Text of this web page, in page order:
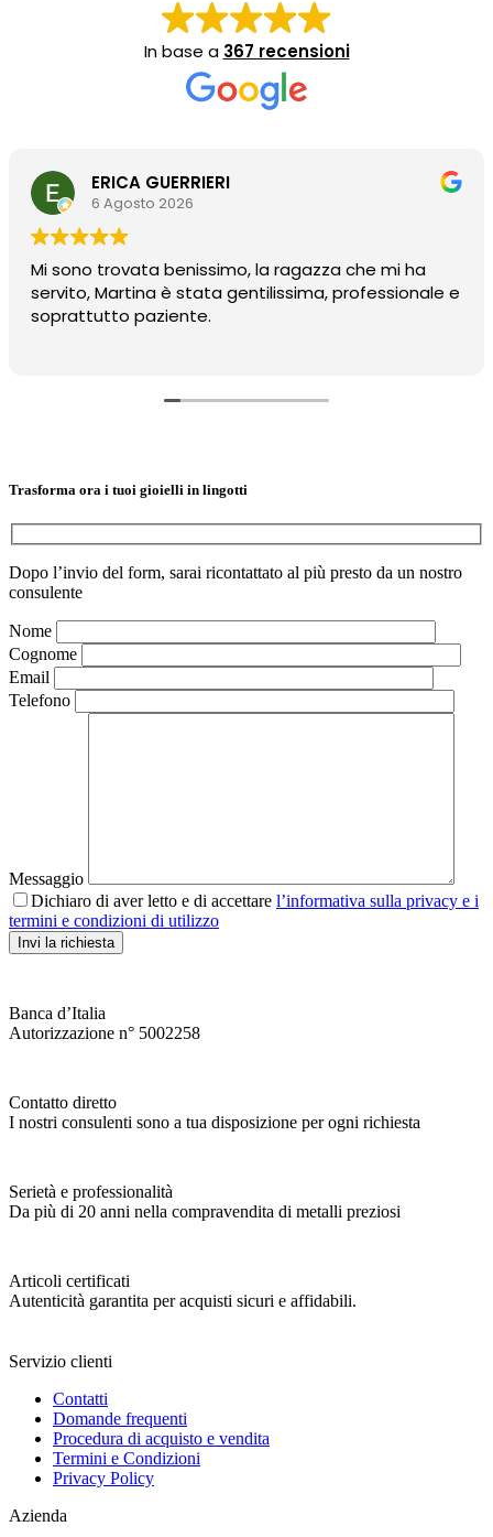
In base a 367 recensioni
ERICA GUERRIERI
6 Agosto 2026
Mi sono trovata benissimo, la ragazza che mi ha
servito, Martina è stata gentilissima, professionale e
soprattutto paziente.
Trasforma ora i tuoi gioielli in lingotti
Dopo l’invio del form, sarai ricontattato al più presto da un nostro
consulente
Nome
Cognome
Email
Telefono
Messaggio
Dichiaro di aver letto e di accettare l’informativa sulla privacy e i
termini e condizioni di utilizzo
Banca d’Italia
Autorizzazione n° 5002258
Contatto diretto
I nostri consulenti sono a tua disposizione per ogni richiesta
Serietà e professionalità
Da più di 20 anni nella compravendita di metalli preziosi
Articoli certificati
Autenticità garantita per acquisti sicuri e affidabili.
Servizio clienti
Contatti
Domande frequenti
Procedura di acquisto e vendita
Termini e Condizioni
Privacy Policy
Azienda